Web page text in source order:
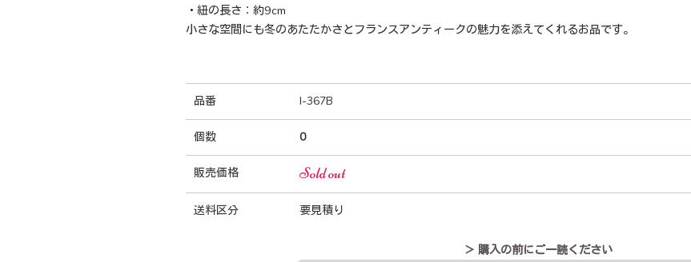
・紐の長さ：約9cm
小さな空間にも冬のあたたかさとフランスアンティークの魅力を添えてくれるお品です。
品番 I-367B
個数 0
販売価格 Sold out
送料区分 要見積り
＞ 購入の前にご一読ください